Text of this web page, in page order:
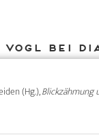
bei
(Hg.),Blickzähmung